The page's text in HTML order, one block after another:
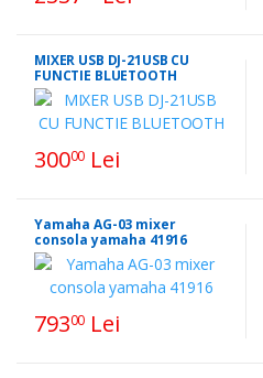
MIXER USB DJ-21USB CU
FUNCTIE BLUETOOTH
30000 Lei
Yamaha AG-03 mixer
consola yamaha 41916
79300 Lei